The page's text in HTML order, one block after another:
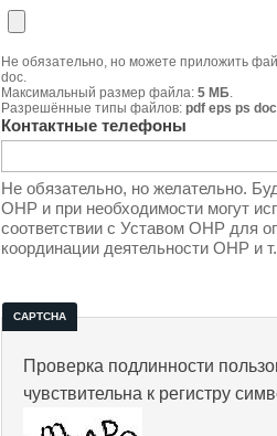
Не обязательно, но можете приложить
doc.
Максимальный размер файла: 5 МБ
Разрешённые типы файлов: pdf eps ps doc
Контактные телефоны
Не обязательно, но желательно.
ОНР и при необходимости могут
соответствии с Уставом ОНР для
координации деятельности ОНР и
CAPTCHA
Проверка подлинности
чувствительна к регистру